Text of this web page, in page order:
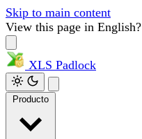
Skip to main content
View this page in English?
XLS Padlock